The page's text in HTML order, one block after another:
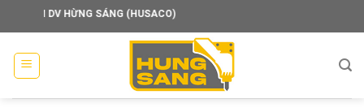
to
content
DV HỪNG SÁNG (HUSACO)